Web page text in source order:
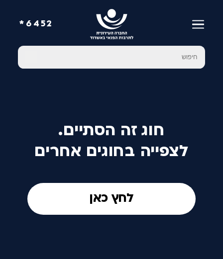
6452*
חוג זה הסתיים.
לצפייה בחוגים אחרים
לחץ כאן